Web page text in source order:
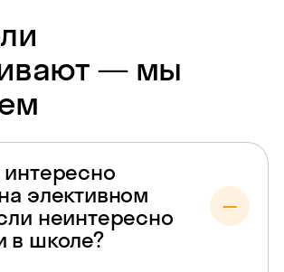
— мы
интересно
элективном
неинтересно
в школе?